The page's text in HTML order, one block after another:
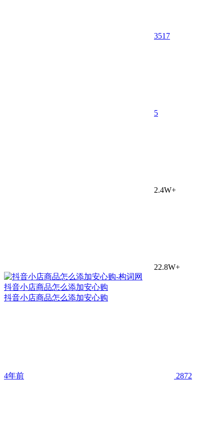
3517
5
2.4W+
22.8W+
抖音小店商品怎么添加安心购
抖音小店商品怎么添加安心购
4年前 2872